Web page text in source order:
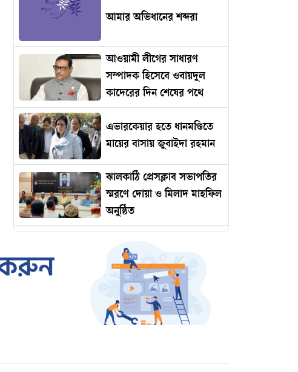
আমার অভিধানের শব্দরা
আওয়ামী লীগের সাধারণ
সম্পাদক হিসেবে ওবায়দুল
কাদেরের দিন শেষের পথে
এভারকেয়ার হতে ধানমণ্ডিতে
মায়ের বাসায় জুবাইদা রহমান
ঝালকাঠি প্রেসক্লাব সভাপতির
স্মরণে দোয়া ও মিলাদ মাহফিল
অনুষ্ঠিত
রোমানিয়ায় পাঠানোর নামে
কোটি টাকার প্রতারণা
ইমামকে মারধরের অভিযোগে
ঝালকাঠিতে বিএনপি নেতার